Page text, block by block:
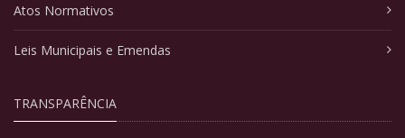
Atos Normativos
Leis Municipais e Emendas
TRANSPARÊNCIA